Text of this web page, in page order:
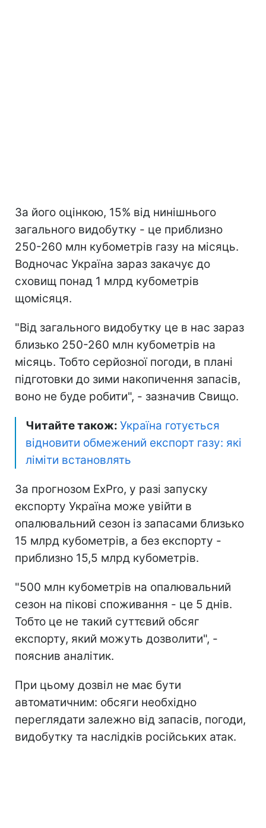
За його оцінкою, 15% від нинішнього
загального видобутку - це приблизно
250-260 млн кубометрів газу на місяць.
Водночас Україна зараз закачує до
сховищ понад 1 млрд кубометрів
щомісяця.
"Від загального видобутку це в нас зараз
близько 250-260 млн кубометрів на
місяць. Тобто серйозної погоди, в плані
підготовки до зими накопичення запасів,
воно не буде робити", - зазначив Свищо.
Читайте також: Україна готується
відновити обмежений експорт газу: які
ліміти встановлять
За прогнозом ExPro, у разі запуску
експорту Україна може увійти в
опалювальний сезон із запасами близько
15 млрд кубометрів, а без експорту -
приблизно 15,5 млрд кубометрів.
"500 млн кубометрів на опалювальний
сезон на пікові споживання - це 5 днів.
Тобто це не такий суттєвий обсяг
експорту, який можуть дозволити", -
пояснив аналітик.
При цьому дозвіл не має бути
автоматичним: обсяги необхідно
переглядати залежно від запасів, погоди,
видобутку та наслідків російських атак.